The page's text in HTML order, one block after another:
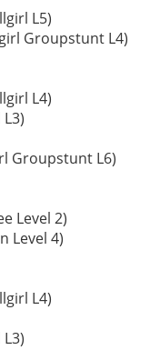
L5)
Groupstunt L4)
L4)
Groupstunt L6)
Level 2)
Level 4)
L4)